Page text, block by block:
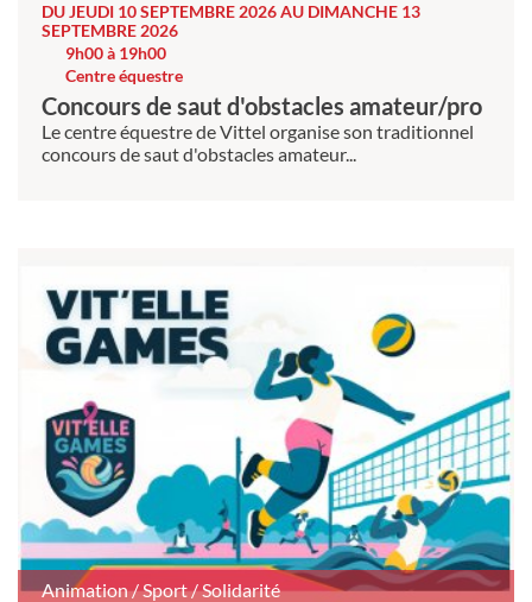
DU JEUDI 10 SEPTEMBRE 2026 AU DIMANCHE 13
SEPTEMBRE 2026
9h00 à 19h00
Centre équestre
Concours de saut d'obstacles amateur/pro
Le centre équestre de Vittel organise son traditionnel
concours de saut d'obstacles amateur...
Animation / Sport / Solidarité